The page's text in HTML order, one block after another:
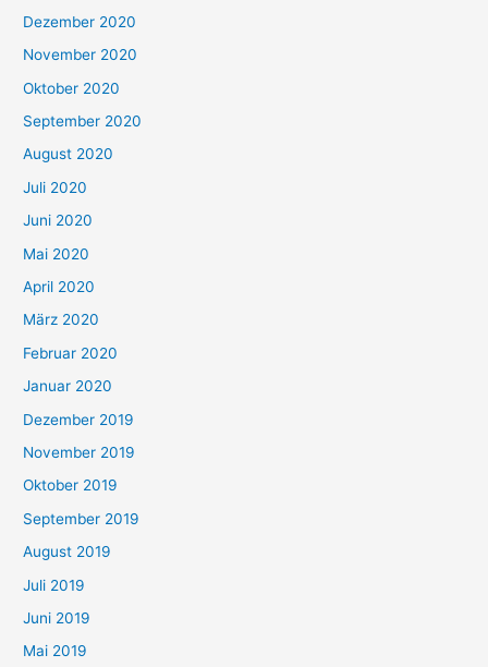
Dezember 2020
November 2020
Oktober 2020
September 2020
August 2020
Juli 2020
Juni 2020
Mai 2020
April 2020
März 2020
Februar 2020
Januar 2020
Dezember 2019
November 2019
Oktober 2019
September 2019
August 2019
Juli 2019
Juni 2019
Mai 2019